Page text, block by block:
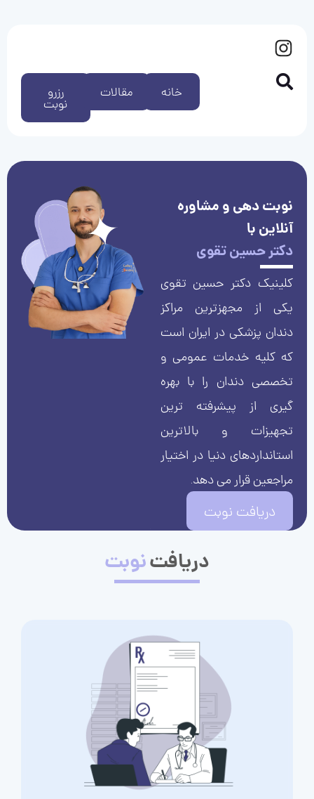
رزرو
نوبت
مقالات خانه
نوبت دهی و مشاوره
آنلاین با
دکتر حسین تقوی
کلینیک دکتر حسین تقوی
یکی از مجهزترین مراکز
دندان پزشکی در ایران است
که کلیه خدمات عمومی و
تخصصی دندان را با بهره
گیری از پیشرفته ترین
تجهیزات و بالاترین
استانداردهای دنیا در اختیار
مراجعین قرار می دهد.
دریافت نوبت
دریافتنوبت